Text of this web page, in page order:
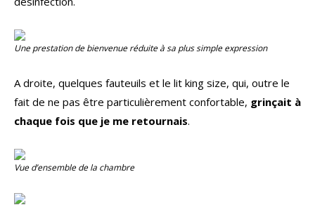
Une prestation de bienvenue réduite à sa plus simple expression
A droite, quelques fauteuils et le lit king size, qui, outre le
fait de ne pas être particulièrement confortable, grinçait à
chaque fois que je me retournais.
Vue d’ensemble de la chambre